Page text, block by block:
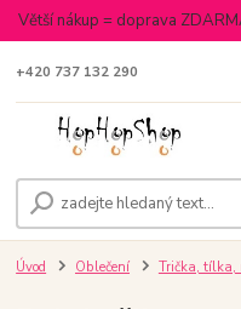
Větší nákup = doprava
+420 737 132 290
Úvod Oblečení Trička,